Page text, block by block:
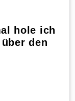
hole ich
den